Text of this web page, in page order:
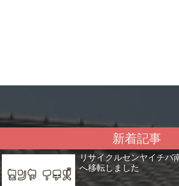
新着記事
リサイクルセンヤイチバ
へ移転しました